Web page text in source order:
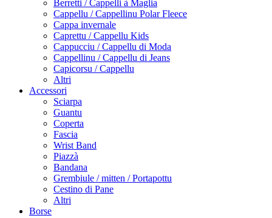
Berretti / Cappelli à Maglia
Cappellu / Cappellinu Polar Fleece
Cappa invernale
Caprettu / Cappellu Kids
Cappucciu / Cappellu di Moda
Cappellinu / Cappellu di Jeans
Capicorsu / Cappellu
Altri
Accessori
Sciarpa
Guantu
Coperta
Fascia
Wrist Band
Piazzà
Bandana
Grembiule / mitten / Portapottu
Cestino di Pane
Altri
Borse